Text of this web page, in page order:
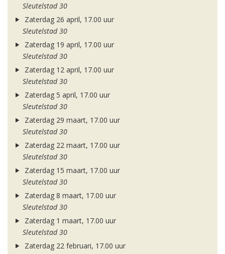
Sleutelstad 30
Zaterdag 26 april, 17.00 uur
Sleutelstad 30
Zaterdag 19 april, 17.00 uur
Sleutelstad 30
Zaterdag 12 april, 17.00 uur
Sleutelstad 30
Zaterdag 5 april, 17.00 uur
Sleutelstad 30
Zaterdag 29 maart, 17.00 uur
Sleutelstad 30
Zaterdag 22 maart, 17.00 uur
Sleutelstad 30
Zaterdag 15 maart, 17.00 uur
Sleutelstad 30
Zaterdag 8 maart, 17.00 uur
Sleutelstad 30
Zaterdag 1 maart, 17.00 uur
Sleutelstad 30
Zaterdag 22 februari, 17.00 uur